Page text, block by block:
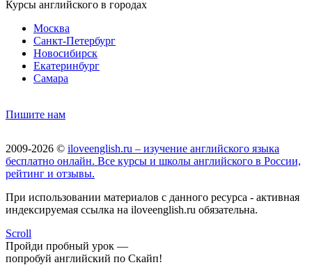
Курсы английского в городах
Москва
Санкт-Петербург
Новосибирск
Екатеринбург
Самара
Пишите нам
2009-2026 © iloveenglish.ru – изучение английского языка
бесплатно онлайн. Все курсы и школы английского в России,
рейтинг и отзывы.
При использовании материалов с данного ресурса - активная
индексируемая ссылка на iloveenglish.ru обязательна.
Scroll
Пройди пробный урок —
попробуй английский по Скайп!